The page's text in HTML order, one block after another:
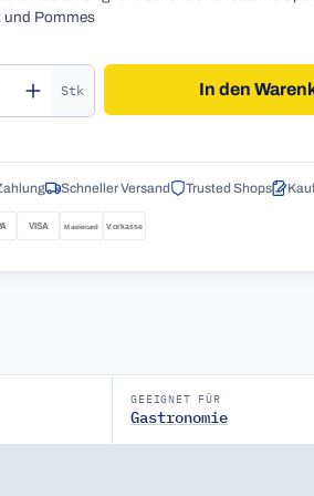
und Pommes
Anzahl: Gib den
Stk In den
Schneller Versand Trusted Shops
GEEIGNET FÜR
Gastronomie